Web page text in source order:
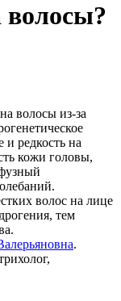
волосы из-за
редкость на
кожи головы,
волос на лице
тем
.